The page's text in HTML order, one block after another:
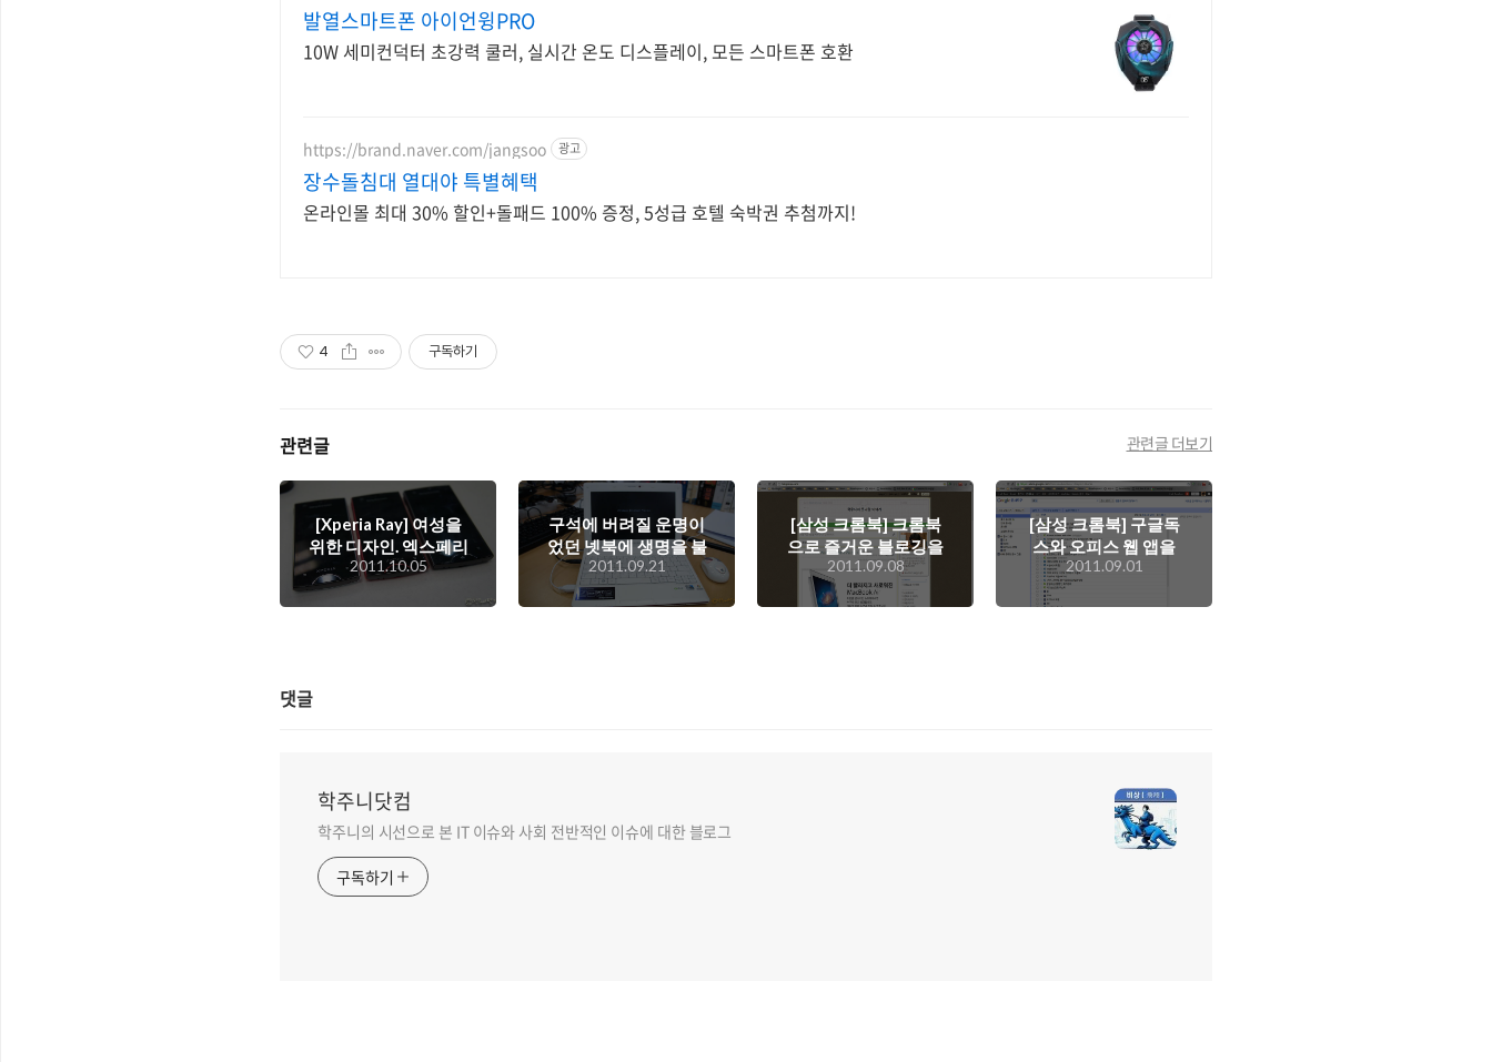
발열스마트폰 아이언윙PRO
10W 세미컨덕터 초강력 쿨러, 실시간 온도 디스플레이, 모든 스마트폰 호환
https://brand.naver.com/jangsoo 광고
장수돌침대 열대야 특별혜택
온라인몰 최대 30% 할인+돌패드 100% 증정, 5성급 호텔 숙박권 추첨까지!
4 구독하기
관련글 관련글 더보기
[Xperia Ray] 여성을
위한 디자인. 엑스페리
아 레이에 담겨있는 디
자인 철학은 뭘까?
2011.10.05
구석에 버려질 운명이
었던 넷북에 생명을 불
어넣어주다. 윈도 8을
설치한 후 개과천선한
삼성 넷북 센스 N150
2011.09.21
[삼성 크롬북] 크롬북
으로 즐거운 블로깅을
해보면 어떨까?
2011.09.08
[삼성 크롬북] 구글독
스와 오피스 웹 앱을
통해서 크롬북을 이동
형 오피스로!
2011.09.01
댓글
학주니닷컴
학주니의 시선으로 본 IT 이슈와 사회 전반적인 이슈에 대한 블로그
구독하기